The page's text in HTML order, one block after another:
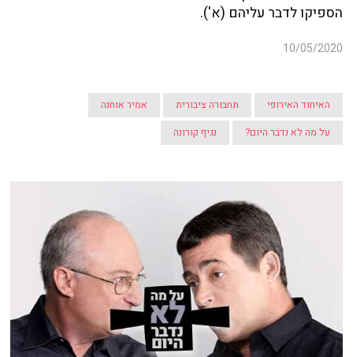
הספיקו לדבר עליהם (א').
10/05/2020
האיחוד האירופי תחבורה ציבורית
אמיר אוחנה
על מה לא נדבר היום?
נגיף קורונה